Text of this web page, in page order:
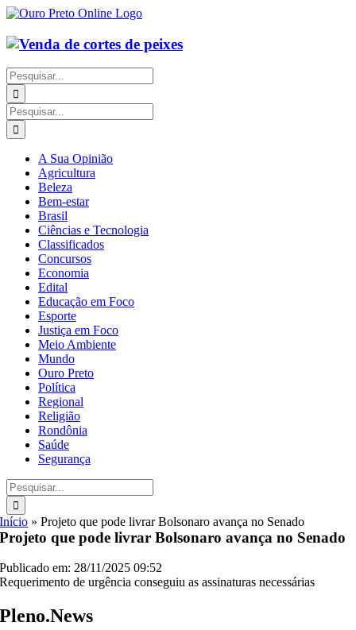
Ir
o
conteúdo
Buscar
resultados
para:
Buscar
resultados
para:
A Sua Opinião
Agricultura
Beleza
Bem-estar
Brasil
Ciências e Tecnologia
Classificados
Concursos
Economia
Edital
Educação em Foco
Esporte
Justiça em Foco
Meio Ambiente
Mundo
Ouro Preto
Política
Regional
Religião
Rondônia
Saúde
Segurança
Buscar
resultados
para:
Início »Projeto que pode livrar Bolsonaro avança no Senado
Projeto que pode livrar Bolsonaro avança no Senado
Publicado em: 28/11/2025 09:52
Requerimento de urgência conseguiu as assinaturas necessárias
Pleno.News